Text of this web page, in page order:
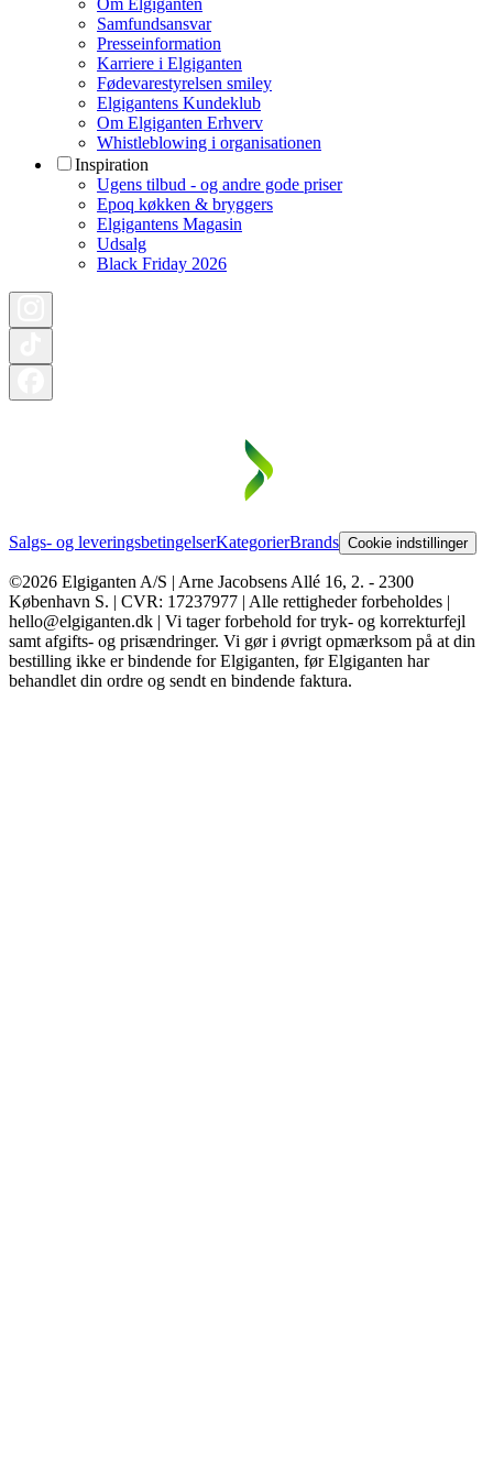
Samfundsansvar
Presseinformation
Karriere i Elgiganten
Fødevarestyrelsen smiley
Elgigantens Kundeklub
Om Elgiganten Erhverv
Whistleblowing i organisationen
Inspiration
Ugens tilbud - og andre gode priser
Epoq køkken & bryggers
Elgigantens Magasin
Udsalg
Black Friday 2026
Salgs- og leveringsbetingelserKategorierBrands Cookie indstillinger
©2026 Elgiganten A/S | Arne Jacobsens Allé 16, 2. - 2300
København S. | CVR: 17237977 | Alle rettigheder forbeholdes |
hello@elgiganten.dk | Vi tager forbehold for tryk- og korrekturfejl
samt afgifts- og prisændringer. Vi gør i øvrigt opmærksom på at din
bestilling ikke er bindende for Elgiganten, før Elgiganten har
behandlet din ordre og sendt en bindende faktura.